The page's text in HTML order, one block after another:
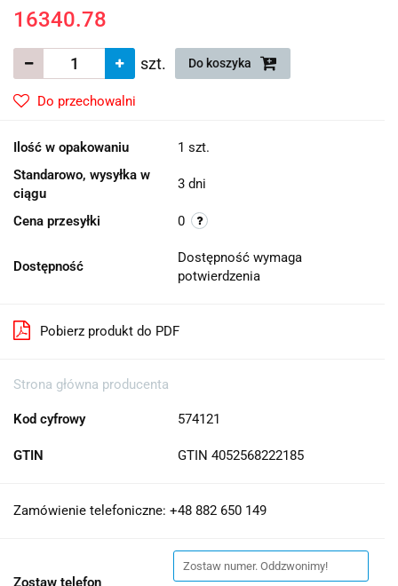
16340.78
szt. Do koszyka
Do przechowalni
Ilość w opakowaniu
1 szt.
Standarowo, wysyłka w
ciągu
3 dni
Cena przesyłki 0
Dostępność
Dostępność wymaga
potwierdzenia
Pobierz produkt do PDF
Strona główna producenta
Kod cyfrowy 574121
GTIN GTIN 4052568222185
Zamówienie telefoniczne: +48 882 650 149
Zostaw telefon